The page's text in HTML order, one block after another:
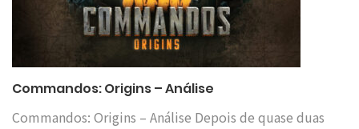
Commandos: Origins – Análise
Commandos: Origins – Análise Depois de quase duas